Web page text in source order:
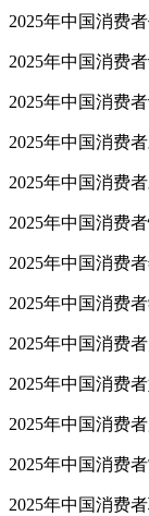
2025年中国消费
2025年中国消费
2025年中国消费
2025年中国消费
2025年中国消费
2025年中国消费
2025年中国消费
2025年中国消费
2025年中国消费
2025年中国消费
2025年中国消费
2025年中国消费
2025年中国消费